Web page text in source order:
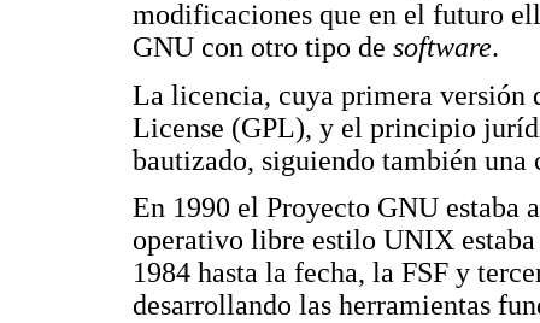
modificaciones que en el futuro
GNU con otro tipo de software.
La licencia, cuya primera versión
License (GPL), y el principio
bautizado, siguiendo también
En 1990 el Proyecto GNU estaba
operativo libre estilo UNIX estaba
1984 hasta la fecha, la FSF y
desarrollando las herramientas